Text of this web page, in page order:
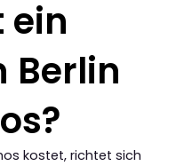
ein
Berlin
kostet, richtet sich